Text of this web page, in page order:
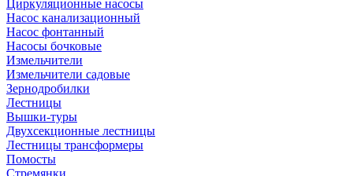
Циркуляционные насосы
Насос канализационный
Насос фонтанный
Насосы бочковые
Измельчители
Измельчители садовые
Зернодробилки
Лестницы
Вышки-туры
Двухсекционные лестницы
Лестницы трансформеры
Помосты
Стремянки